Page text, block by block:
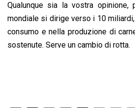
Qualunque sia la vostra opinione,
mondiale si dirige verso i 10
consumo e nella produzione di
sostenute. Serve un cambio di rotta.